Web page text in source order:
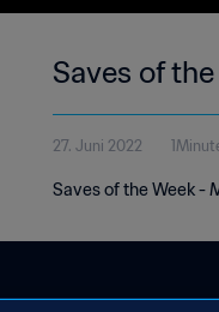
Saves of
27. Juni 2022
Saves of the Week -